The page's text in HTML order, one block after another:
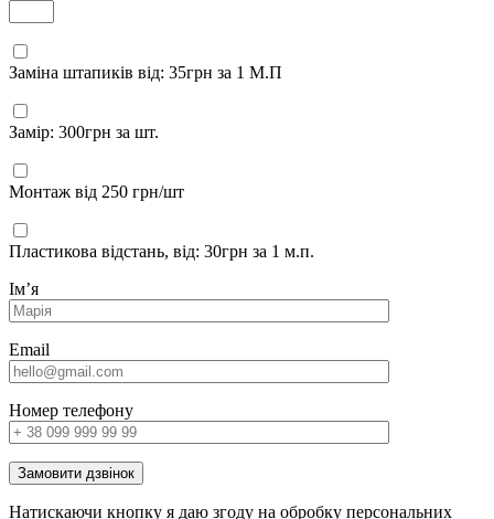
Заміна штапиків від: 35грн за 1 М.П
Замір: 300грн за шт.
Монтаж від 250 грн/шт
Пластикова відстань, від: 30грн за 1 м.п.
Імʼя
Email
Номер телефону
Замовити дзвінок
Натискаючи кнопку я даю згоду на обробку персональних